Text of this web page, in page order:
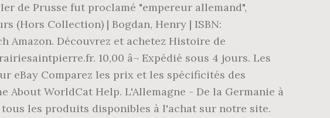
de Prusse fut proclamé "empereur allemand",
(Hors Collection) | Bogdan, Henry | ISBN:
Amazon. Découvrez et achetez Histoire de
10,00 â¬ Expédié sous 4 jours. Les
eBay Comparez les prix et les spécificités des
WorldCat Help. L'Allemagne - De la Germanie à
les produits disponibles à l'achat sur notre site.